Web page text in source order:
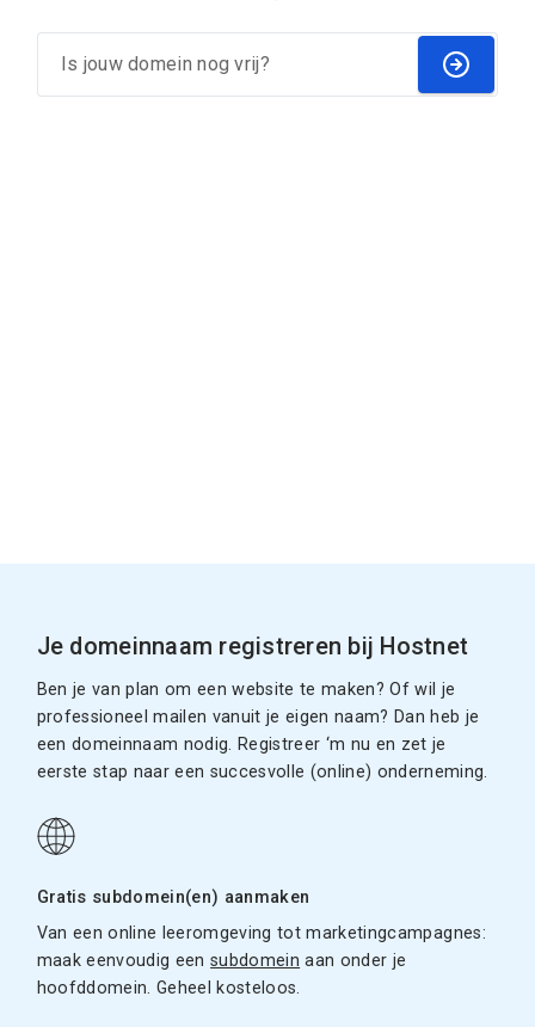
Je domeinnaam registreren bij Hostnet
Ben je van plan om een website te maken? Of wil je
professioneel mailen vanuit je eigen naam? Dan heb je
een domeinnaam nodig. Registreer ‘m nu en zet je
eerste stap naar een succesvolle (online) onderneming.
Gratis subdomein(en) aanmaken
Van een online leeromgeving tot marketingcampagnes:
maak eenvoudig eensubdomein aan onder je
hoofddomein. Geheel kosteloos.